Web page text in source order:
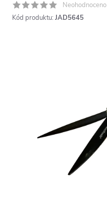
Neohodnoceno
Kód produktu: JAD5645